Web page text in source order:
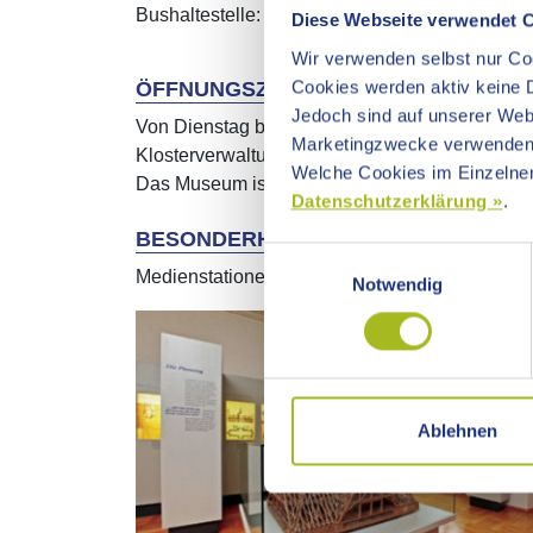
Diese Webseite verwendet
Wir verwenden selbst nur
Cookies werden aktiv keine
Jedoch sind auf unserer
Marketingzwecke
Welche Cookies im
Datenschutzerklärung ».
Einwilligungsauswahl
Notwendig
Ablehnen
Bushaltestelle: Neresheim Kloster (Sonntag),
ÖFFNUNGSZEITEN / FÜHRUNGEN
Von Dienstag bis Sonntag (Montag
Klosterverwaltung, per Fax oder E-Mail
Das Museum ist vom 1. März bis 30.
BESONDERHEITEN
Medienstationen, Sonderausstellungen,